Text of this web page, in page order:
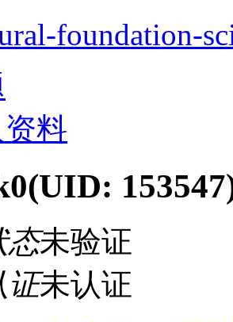
foundation-
料
(UID:
态未验证
证未认证